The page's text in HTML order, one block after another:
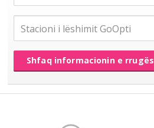
Shfaq informacionin e rrugës